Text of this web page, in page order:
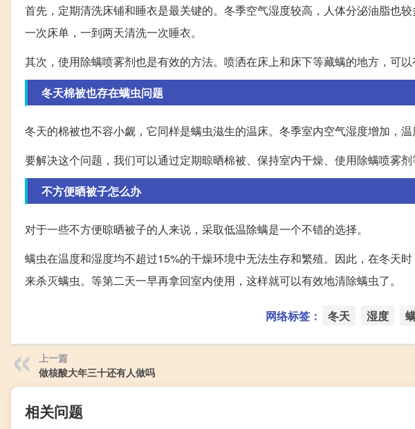
首先，定期清洗床铺和睡衣是最关键的。冬季空气湿度较高，人体分泌油脂也
一次床单，一到两天清洗一次睡衣。
其次，使用除螨喷雾剂也是有效的方法。喷洒在床上和床下等藏螨的地方，可以
冬天棉被也存在螨虫问题
冬天的棉被也不容小觑，它同样是螨虫滋生的温床。冬季室内空气湿度增加，温
要解决这个问题，我们可以通过定期晾晒棉被、保持室内干燥、使用除螨喷雾剂
不方便晒被子怎么办
对于一些不方便晾晒被子的人来说，采取低温除螨是一个不错的选择。
螨虫在温度和湿度均不超过15%的干燥环境中无法生存和繁殖。因此，在冬天
来杀灭螨虫。等第二天一早再拿回室内使用，这样就可以有效地清除螨虫了。
网络标签： 冬天 湿度
上一篇
做核酸大年三十还有人做吗
相关问题